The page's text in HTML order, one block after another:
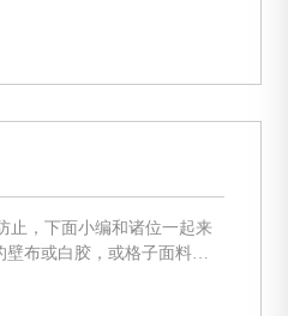
止，下面小编和诸位一起来